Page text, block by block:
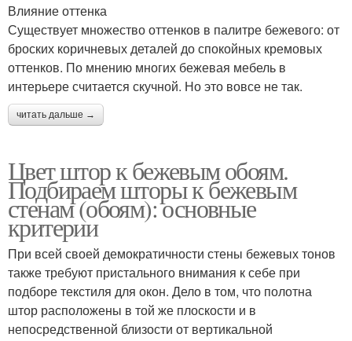
Влияние оттенка
Существует множество оттенков в палитре бежевого: от
броских коричневых деталей до спокойных кремовых
оттенков. По мнению многих бежевая мебель в
интерьере считается скучной. Но это вовсе не так.
читать дальше →
Цвет штор к бежевым обоям.
Подбираем шторы к бежевым
стенам (обоям): основные
критерии
При всей своей демократичности стены бежевых тонов
также требуют пристального внимания к себе при
подборе текстиля для окон. Дело в том, что полотна
штор расположены в той же плоскости и в
непосредственной близости от вертикальной